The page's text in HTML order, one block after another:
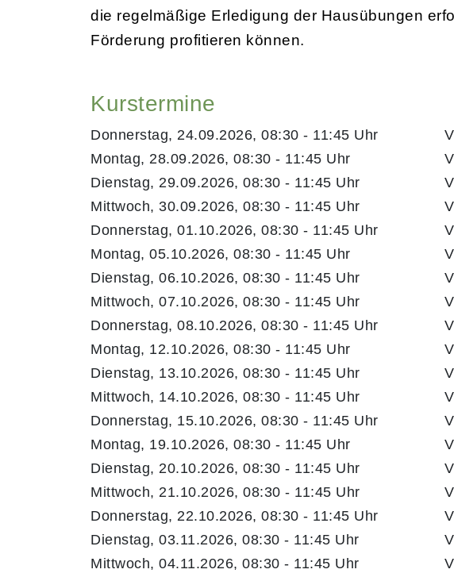
die regelmäßige Erledigung der Hausübungen
Förderung profitieren können.
Kurstermine
Donnerstag, 24.09.2026, 08:30 - 11:45 Uhr
Montag, 28.09.2026, 08:30 - 11:45 Uhr
Dienstag, 29.09.2026, 08:30 - 11:45 Uhr
Mittwoch, 30.09.2026, 08:30 - 11:45 Uhr
Donnerstag, 01.10.2026, 08:30 - 11:45 Uhr
Montag, 05.10.2026, 08:30 - 11:45 Uhr
Dienstag, 06.10.2026, 08:30 - 11:45 Uhr
Mittwoch, 07.10.2026, 08:30 - 11:45 Uhr
Donnerstag, 08.10.2026, 08:30 - 11:45 Uhr
Montag, 12.10.2026, 08:30 - 11:45 Uhr
Dienstag, 13.10.2026, 08:30 - 11:45 Uhr
Mittwoch, 14.10.2026, 08:30 - 11:45 Uhr
Donnerstag, 15.10.2026, 08:30 - 11:45 Uhr
Montag, 19.10.2026, 08:30 - 11:45 Uhr
Dienstag, 20.10.2026, 08:30 - 11:45 Uhr
Mittwoch, 21.10.2026, 08:30 - 11:45 Uhr
Donnerstag, 22.10.2026, 08:30 - 11:45 Uhr
Dienstag, 03.11.2026, 08:30 - 11:45 Uhr
Mittwoch, 04.11.2026, 08:30 - 11:45 Uhr